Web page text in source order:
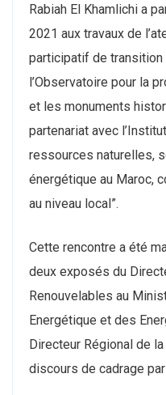
Rabiah El Khamlichi a
2021 aux travaux de
participatif de transition
l’Observatoire pour la
et les monuments
partenariat avec
ressources naturelles,
énergétique au Maroc,
au niveau local”.
Cette rencontre a été
deux exposés du
Renouvelables au
Energétique et des
Directeur Régional de la
discours de cadrage par